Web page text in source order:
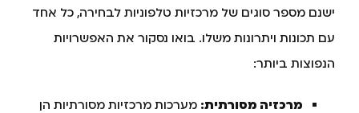
ישנם מספר סוגים של מרכזיות טלפוניות לבחירה, כל אחד
עם תכונות ויתרונות משלו. בואו נסקור את האפשרויות
הנפוצות ביותר:
מרכזיה מסורתית: מערכות מרכזיות מסורתיות הן